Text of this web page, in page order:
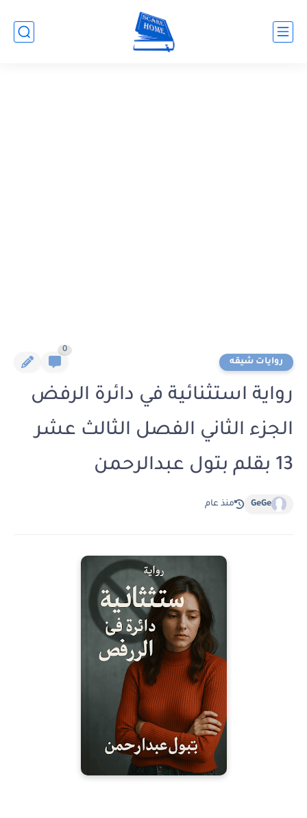
روايات شيقه
0
رواية استثنائية في دائرة الرفض
الجزء الثاني الفصل الثالث عشر
13 بقلم بتول عبدالرحمن
GeGe منذ عام